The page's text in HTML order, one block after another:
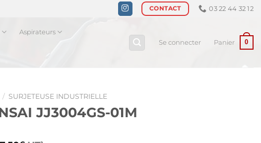
CONTACT 03 22 44 32 12
Aspirateurs
Se connecter Panier 0
/ SURJETEUSE INDUSTRIELLE
JJ3004GS-01M